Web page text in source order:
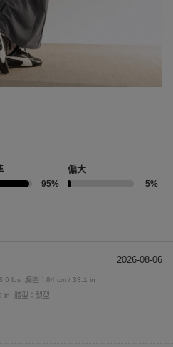
95%
偏大
5%
2026-08-06
lbs
胸圍：84 cm / 33.1 in
in
體型：梨型